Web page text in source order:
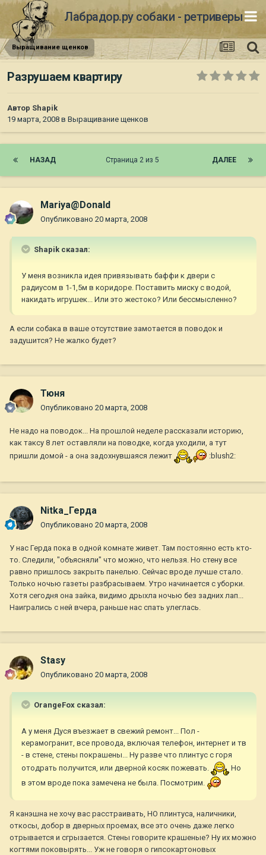
Лабрадор.ру собаки - ретриверы
Выращивание щенков
Разрушаем квартиру
Автор Shapik
19 марта, 2008 в Выращивание щенков
НАЗАД ДАЛЕЕ
Страница 2 из 5
Mariya@Donald
Опубликовано 20 марта, 2008
Shapik сказал:
У меня возникла идея привязывать баффи к двери с
радиусом в 1-1,5м в коридоре. Поставить миску с водой,
накидать игрушек... Или это жестоко? Или бессмысленно?
А если собака в ваше отсутствие замотается в поводок и
задушится? Не жалко будет?
Тюня
Опубликовано 20 марта, 2008
Не надо на поводок... На прошлой неделе рассказали историю,
как таксу 8 лет оставляли на поводке, когда уходили, а тут
пришли домой - а она задохнувшаяся лежит
:blush2:
Nitka_Герда
Опубликовано 20 марта, 2008
У нас Герда пока в одной комнате живет. Там постоянно есть кто-
то. Следили, "объясняли" что можно, что нельзя. Но стену все
равно пришлось закрыть панелью. Сейчас вроде лучше стало.
Только ночью газеты разбрасываем. Утро начинается с уборки.
Хотя сегодня она зайка, видимо дрыхла ночью без задних лап...
Наигрались с ней вчера, раньше нас спать улеглась.
Stasy
Опубликовано 20 марта, 2008
OrangeFox сказал:
А у меня Дуся въезжает в свежий ремонт... Пол -
керамогранит, все провода, включая телефон, интернет и тв
- в стене, стены покрашены... Ну разве что плинтус с горя
отодрать получится, или дверной косяк пожевать.
Но
в этом вроде пока замечена не была. Посмотрим.
Я канэшна не хочу вас расстраивать, НО плинтуса, наличники,
откосы, добор в дверных проемах, все это очень даже легко
отрывается и сгрызается. Стены говорите крашеные? Ну их можно
когтями поковырять... Уж не говоря о гипсокартоновых